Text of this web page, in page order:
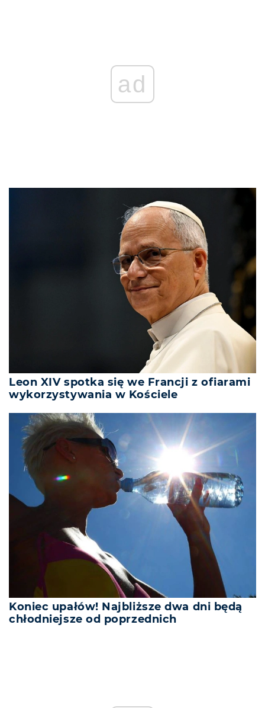
ad
Leon XIV spotka się we Francji z ofiarami
wykorzystywania w Kościele
Koniec upałów! Najbliższe dwa dni będą
chłodniejsze od poprzednich